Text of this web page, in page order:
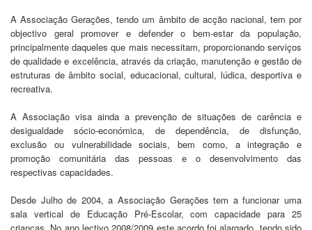
A Associação Gerações, tendo um âmbito de acção nacional, tem por
objectivo geral promover e defender o bem-estar da população,
principalmente daqueles que mais necessitam, proporcionando serviços
de qualidade e excelência, através da criação, manutenção e gestão de
estruturas de âmbito social, educacional, cultural, lúdica, desportiva e
recreativa.
A Associação visa ainda a prevenção de situações de carência e
desigualdade sócio-económica, de dependência, de disfunção,
exclusão ou vulnerabilidade sociais, bem como, a integração e
promoção comunitária das pessoas e o desenvolvimento das
respectivas capacidades.
Desde Julho de 2004, a Associação Gerações tem a funcionar uma
sala vertical de Educação Pré-Escolar, com capacidade para 25